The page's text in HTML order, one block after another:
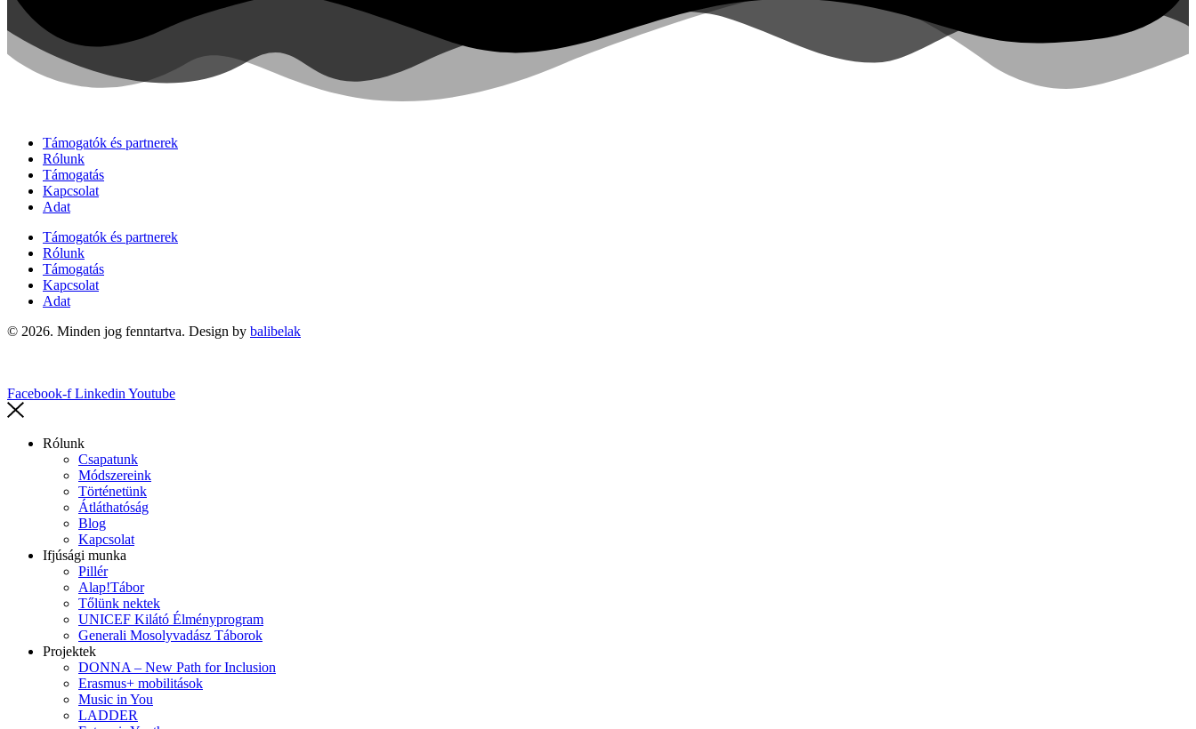
Támogatók és partnerek
Rólunk
Támogatás
Kapcsolat
Adat
Támogatók és partnerek
Rólunk
Támogatás
Kapcsolat
Adat
© 2026. Minden jog fenntartva. Design by balibelak
Facebook-f Linkedin Youtube
Rólunk
Csapatunk
Módszereink
Történetünk
Átláthatóság
Blog
Kapcsolat
Ifjúsági munka
Pillér
Alap!Tábor
Tőlünk nektek
UNICEF Kilátó Élményprogram
Generali Mosolyvadász Táborok
Projektek
DONNA – New Path for Inclusion
Erasmus+ mobilitások
Music in You
LADDER